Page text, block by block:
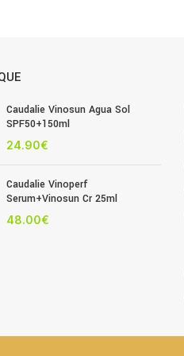
Caudalie Vinosun Agua Sol
SPF50+150ml
24.90€
Caudalie Vinoperf
Serum+Vinosun Cr 25ml
48.00€